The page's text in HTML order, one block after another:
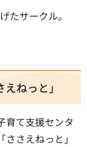
たサークル。
ねっと」
育て支援センタ
さえねっと」